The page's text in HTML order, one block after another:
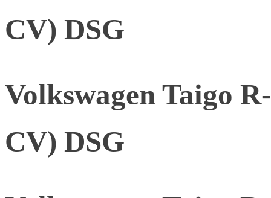
CV) DSG
Volkswagen Taigo
CV) DSG